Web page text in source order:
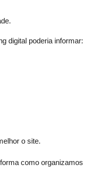
digital poderia informar:
o site.
como organizamos